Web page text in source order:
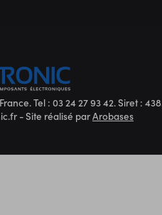
Tel : 03 24 27 93 42. Siret :
- Site réalisé parArobases